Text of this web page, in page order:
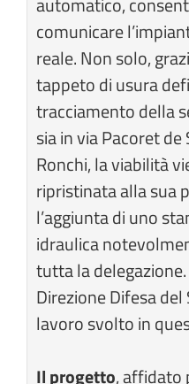
comunicare
reale. Non solo,
tappeto di usura
tracciamento della
sia in via Pacoret
Ronchi, la viabilità
ripristinata alla sua
l’aggiunta di uno
idraulica
tutta la
Direzione Difesa
lavoro svolto in
Il progetto, affidato